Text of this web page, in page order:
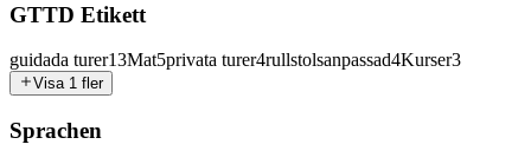
GTTD Etikett
guidada turer13Mat5privata turer4rullstolsanpassad4Kurser3
Visa 1 fler
Sprachen